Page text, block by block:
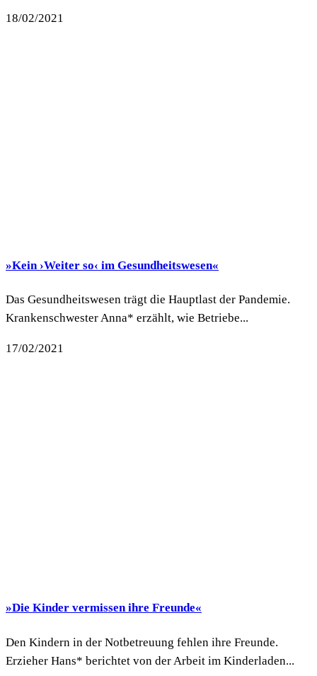
18/02/2021
»Kein ›Weiter so‹ im Gesundheitswesen«
Das Gesundheitswesen trägt die Hauptlast der Pandemie.
Krankenschwester Anna* erzählt, wie Betriebe...
17/02/2021
»Die Kinder vermissen ihre Freunde«
Den Kindern in der Notbetreuung fehlen ihre Freunde.
Erzieher Hans* berichtet von der Arbeit im Kinderladen...